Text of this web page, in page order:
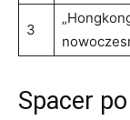
3
Spacer